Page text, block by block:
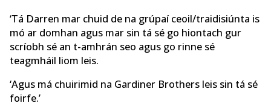
‘Tá Darren mar chuid de na grúpaí ceoil/traidisiúnta is
mó ar domhan agus mar sin tá sé go hiontach gur
scríobh sé an t-amhrán seo agus go rinne sé
teagmháil liom leis.
‘Agus má chuirimid na Gardiner Brothers leis sin tá sé
foirfe.’